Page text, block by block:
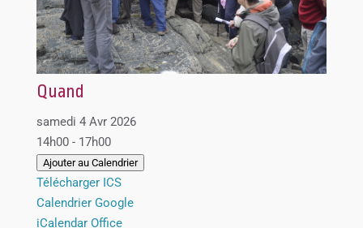
Quand
samedi 4 Avr 2026
14h00 - 17h00
Ajouter au Calendrier
Télécharger ICS
Calendrier Google
iCalendar Office